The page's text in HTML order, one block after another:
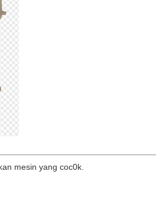
mesin yang coc0k.